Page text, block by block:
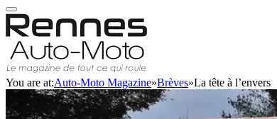
You are at:Auto-Moto Magazine»Brèves»La tête à l’envers